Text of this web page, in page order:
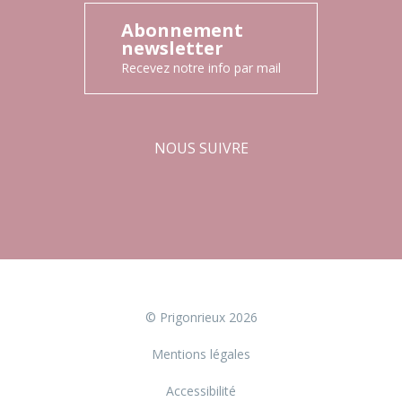
Abonnement
newsletter
Recevez notre info par mail
NOUS SUIVRE
© Prigonrieux 2026
Mentions légales
Accessibilité